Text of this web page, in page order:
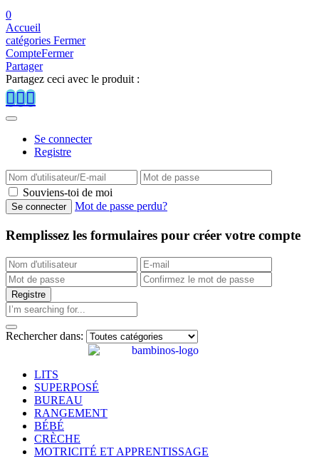
0
Accueil
catégories Fermer
CompteFermer
Partager
Partagez ceci avec le produit :
Se connecter
Registre
Souviens-toi de moi
Mot de passe perdu?
Remplissez les formulaires pour créer votre compte
Rechercher dans:
LITS
SUPERPOSÉ
BUREAU
RANGEMENT
BÉBÉ
CRÈCHE
MOTRICITÉ ET APPRENTISSAGE